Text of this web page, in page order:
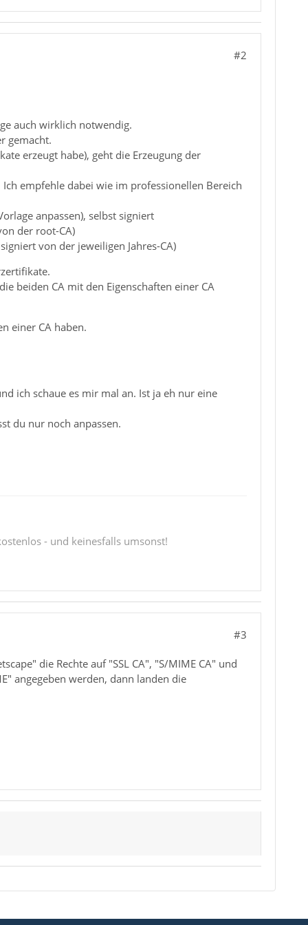
#2
auch wirklich notwendig.
gemacht.
erzeugt habe), geht die Erzeugung der
empfehle dabei wie im professionellen Bereich
anpassen), selbst signiert
der root-CA)
von der jeweiligen Jahres-CA)
beiden CA mit den Eigenschaften einer CA
einer CA haben.
ich schaue es mir mal an. Ist ja eh nur eine
du nur noch anpassen.
- und keinesfalls umsonst!
#3
die Rechte auf "SSL CA", "S/MIME CA" und
angegeben werden, dann landen die